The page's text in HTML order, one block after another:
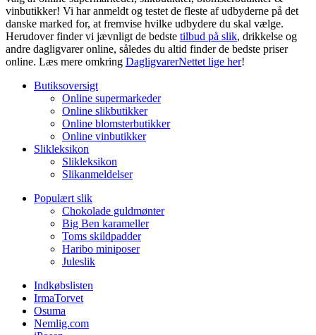
vinbutikker! Vi har anmeldt og testet de fleste af udbyderne på det
danske marked for, at fremvise hvilke udbydere du skal vælge.
Herudover finder vi jævnligt de bedste tilbud på slik, drikkelse og
andre dagligvarer online, således du altid finder de bedste priser
online. Læs mere omkring DagligvarerNettet lige her!
Butiksoversigt
Online supermarkeder
Online slikbutikker
Online blomsterbutikker
Online vinbutikker
Slikleksikon
Slikleksikon
Slikanmeldelser
Populært slik
Chokolade guldmønter
Big Ben karameller
Toms skildpadder
Haribo miniposer
Juleslik
Indkøbslisten
IrmaTorvet
Osuma
Nemlig.com